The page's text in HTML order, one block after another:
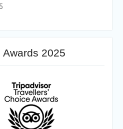
Awards 2025